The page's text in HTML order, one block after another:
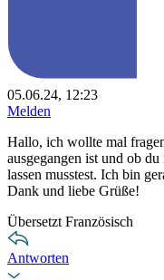
05.06.24, 12:23
Melden
Hallo, ich wollte mal
ausgegangen ist und ob
lassen musstest. Ich bin
Dank und liebe Grüße!
Übersetzt Französisch
Antworten